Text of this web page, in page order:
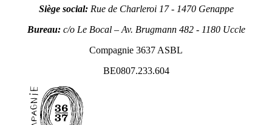
Siège social:Rue de Charleroi 17 - 1470 Genappe
Bureau:c/o Le Bocal – Av. Brugmann 482 - 1180 Uccle
Compagnie 3637 ASBL
BE0807.233.604